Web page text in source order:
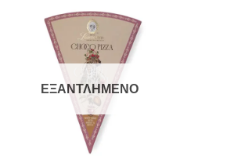
ΕΞΑΝΤΛΗΜΈΝΟ